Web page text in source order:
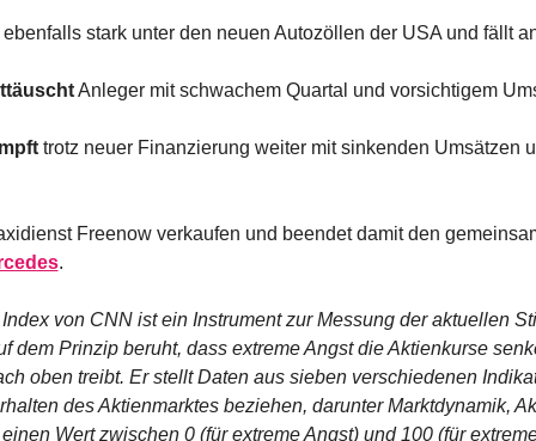
stark unter den neuen Autozöllen der USA und fällt
Anleger mit schwachem Quartal und vorsichtigem
trotz neuer Finanzierung weiter mit sinkenden Umsätzen
Freenow verkaufen und beendet damit den
.
von CNN ist ein Instrument zur Messung der aktuellen
dem Prinzip beruht, dass extreme Angst die Aktienkurse
oben treibt. Er stellt Daten aus sieben verschiedenen
des Aktienmarktes beziehen, darunter Marktdynamik,
Wert zwischen 0 (für extreme Angst) und 100 (für